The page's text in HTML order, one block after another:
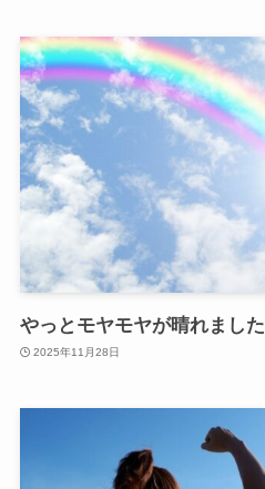
やっとモヤモヤが晴れました
2025年11月28日